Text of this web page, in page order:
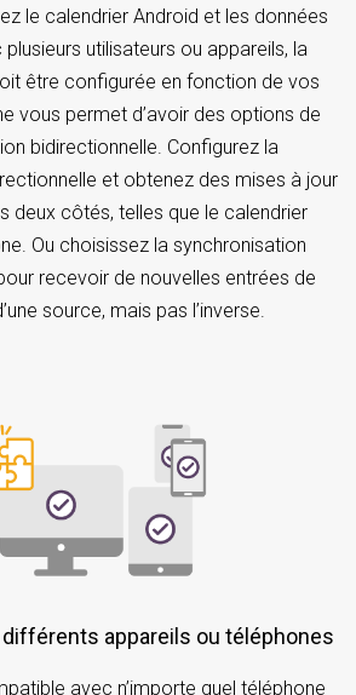
le calendrier Android et les données
plusieurs utilisateurs ou appareils, la
être configurée en fonction de vos
vous permet d’avoir des options de
bidirectionnelle. Configurez la
et obtenez des mises à jour
deux côtés, telles que le calendrier
Ou choisissez la synchronisation
recevoir de nouvelles entrées de
source, mais pas l’inverse.
différents appareils ou téléphones
avec n’importe quel téléphone